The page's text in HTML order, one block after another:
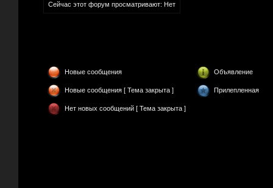
Сейчас этот форум просматривают: Нет
Новые сообщения Объявление
Новые сообщения [ Тема закрыта ] Прилепленная
Нет новых сообщений [ Тема закрыта ]